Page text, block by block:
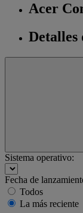
Acer
Detalles
Sistema operativo:
Fecha de
Todos
La más reciente